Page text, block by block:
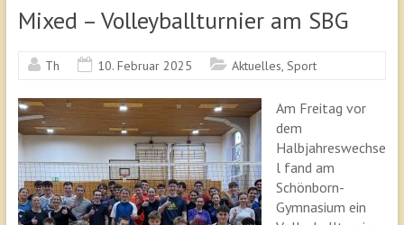
Mixed – Volleyballturnier am SBG
Th 10. Februar 2025 Aktuelles, Sport
Am Freitag vor
dem
Halbjahreswechse
l fand am
Schönborn-
Gymnasium ein